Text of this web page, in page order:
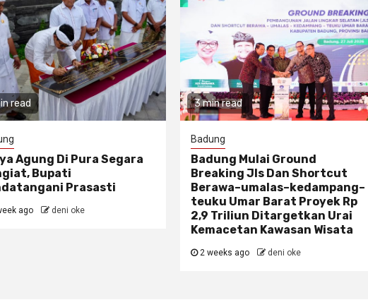
read
Agung Di Pura Segara
Bupati
Prasasti
ago deni oke
3 min read
Badung
Badung Mulai Ground
Breaking Jls Dan Shortcut
Berawa–umalas–kedampang–
teuku Umar Barat Proyek Rp
2,9 Triliun Ditargetkan Urai
Kemacetan Kawasan Wisata
2 weeks ago deni oke